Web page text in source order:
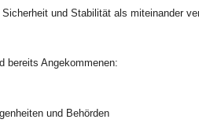
und Stabilität als miteinander
bereits Angekommenen:
und Behörden